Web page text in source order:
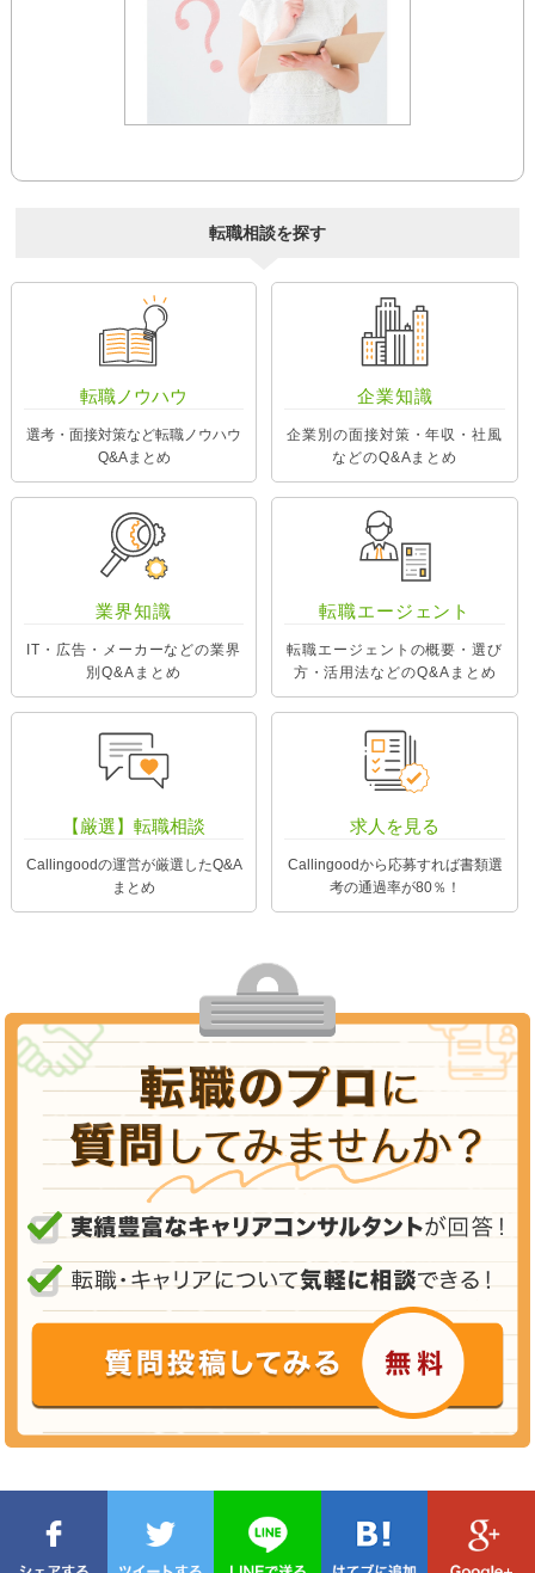
転職相談を探す
転職ノウハウ
選考・面接対策など転職ノウハウ
Q&Aまとめ
企業知識
企業別の面接対策・年収・社風
などのQ&Aまとめ
業界知識
IT・広告・メーカーなどの業界
別Q&Aまとめ
転職エージェント
転職エージェントの概要・選び
方・活用法などのQ&Aまとめ
【厳選】転職相談
Callingoodの運営が厳選したQ&A
まとめ
求人を見る
Callingoodから応募すれば書類選
考の通過率が80％！